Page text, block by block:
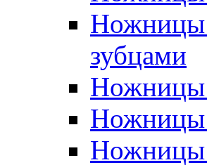
Ножницы
зубцами
Ножницы
Ножницы
Ножницы